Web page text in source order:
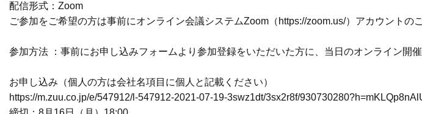
配信形式：Zoom
ご参加をご希望の方は事前にオンライン会議システムZoom（ https://zoom.us/）アカウントの
参加方法 ：事前にお申し込みフォームより参加登録をいただいた方に、当日のオンライン開
お申し込み（個人の方は会社名項目に個人と記載ください）
https://m.zuu.co.jp/e/547912/l-547912-2021-07-19-3swz1dt/3sx2r8f/930730280?h=